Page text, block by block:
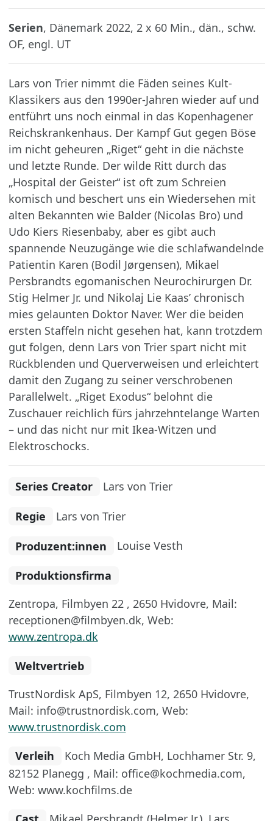
Serien, Dänemark 2022, 2 x 60 Min., dän., schw.
OF, engl. UT
Lars von Trier nimmt die Fäden seines Kult-
Klassikers aus den 1990er-Jahren wieder auf und
entführt uns noch einmal in das Kopenhagener
Reichskrankenhaus. Der Kampf Gut gegen Böse
im nicht geheuren „Riget“ geht in die nächste
und letzte Runde. Der wilde Ritt durch das
„Hospital der Geister“ ist oft zum Schreien
komisch und beschert uns ein Wiedersehen mit
alten Bekannten wie Balder (Nicolas Bro) und
Udo Kiers Riesenbaby, aber es gibt auch
spannende Neuzugänge wie die schlafwandelnde
Patientin Karen (Bodil Jørgensen), Mikael
Persbrandts egomanischen Neurochirurgen Dr.
Stig Helmer Jr. und Nikolaj Lie Kaas’ chronisch
mies gelaunten Doktor Naver. Wer die beiden
ersten Staffeln nicht gesehen hat, kann trotzdem
gut folgen, denn Lars von Trier spart nicht mit
Rückblenden und Querverweisen und erleichtert
damit den Zugang zu seiner verschrobenen
Parallelwelt. „Riget Exodus“ belohnt die
Zuschauer reichlich fürs jahrzehntelange Warten
– und das nicht nur mit Ikea-Witzen und
Elektroschocks.
Series Creator Lars von Trier
Regie Lars von Trier
Produzent:innen Louise Vesth
Produktionsfirma
Zentropa, Filmbyen 22 , 2650 Hvidovre, Mail:
receptionen@filmbyen.dk, Web:
www.zentropa.dk
Weltvertrieb
TrustNordisk ApS, Filmbyen 12, 2650 Hvidovre,
Mail: info@trustnordisk.com, Web:
www.trustnordisk.com
Verleih
Koch Media GmbH, Lochhamer Str. 9,
82152 Planegg , Mail: office@kochmedia.com,
Web: www.kochfilms.de